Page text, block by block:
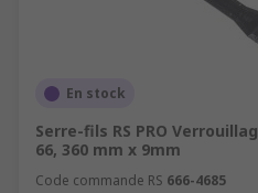
En stock
Serre-fils RS PRO
66, 360 mm x 9mm
Code commande RS 666-4685